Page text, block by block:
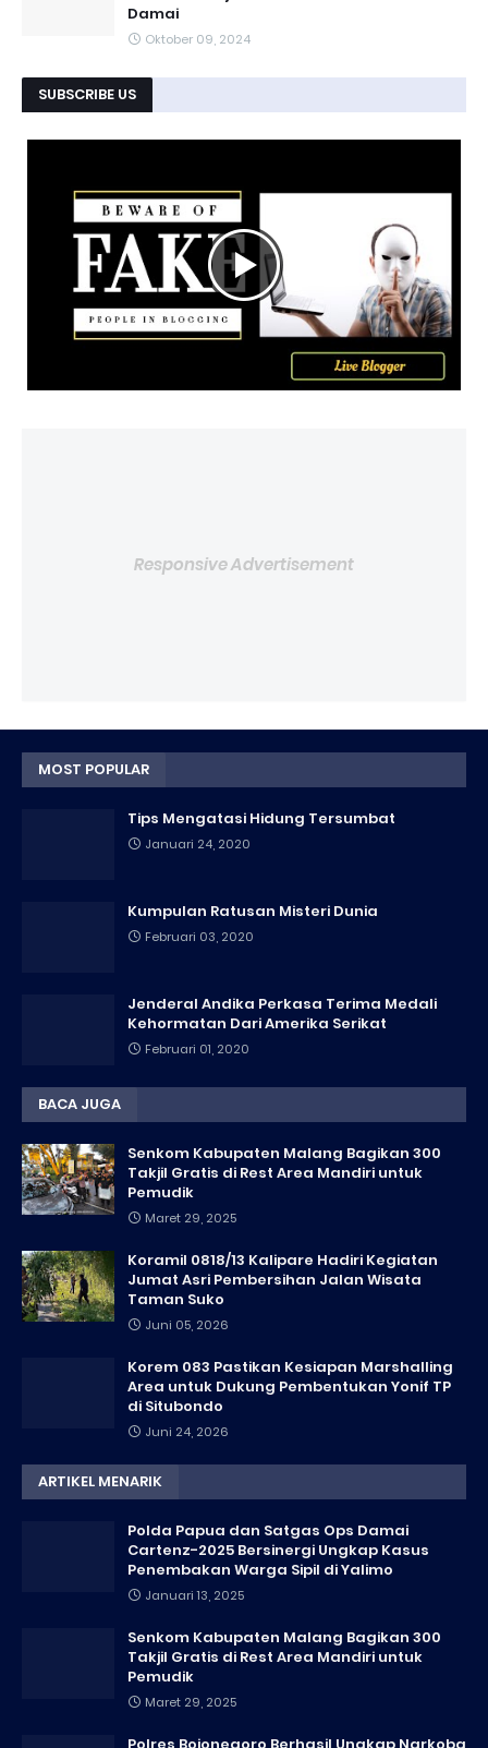
Damai
Oktober 09, 2024
SUBSCRIBE US
Responsive Advertisement
MOST POPULAR
Tips Mengatasi Hidung Tersumbat
Januari 24, 2020
Kumpulan Ratusan Misteri Dunia
Februari 03, 2020
Jenderal Andika Perkasa Terima Medali
Kehormatan Dari Amerika Serikat
Februari 01, 2020
BACA JUGA
Senkom Kabupaten Malang Bagikan 300
Takjil Gratis di Rest Area Mandiri untuk
Pemudik
Maret 29, 2025
Koramil 0818/13 Kalipare Hadiri Kegiatan
Jumat Asri Pembersihan Jalan Wisata
Taman Suko
Juni 05, 2026
Korem 083 Pastikan Kesiapan Marshalling
Area untuk Dukung Pembentukan Yonif TP
di Situbondo
Juni 24, 2026
ARTIKEL MENARIK
Polda Papua dan Satgas Ops Damai
Cartenz-2025 Bersinergi Ungkap Kasus
Penembakan Warga Sipil di Yalimo
Januari 13, 2025
Senkom Kabupaten Malang Bagikan 300
Takjil Gratis di Rest Area Mandiri untuk
Pemudik
Maret 29, 2025
Polres Bojonegoro Berhasil Ungkap Narkoba